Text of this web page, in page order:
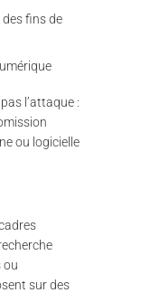
fins de
l’attaque :
ou logicielle
ou
sur des